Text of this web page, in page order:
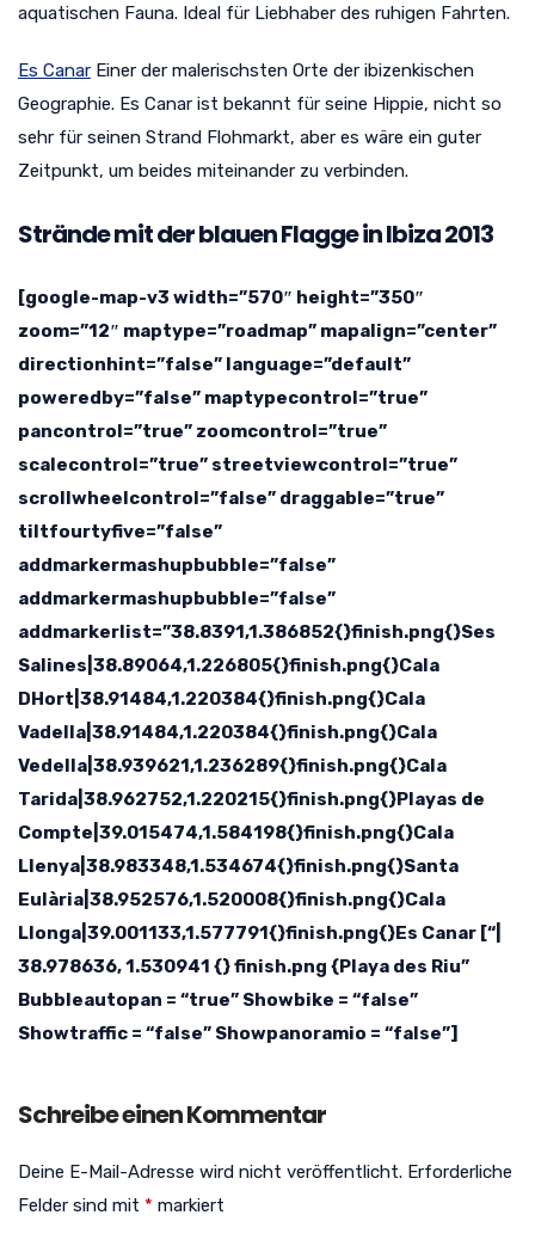
aquatischen Fauna. Ideal für Liebhaber des ruhigen Fahrten.
Es Canar Einer der malerischsten Orte der ibizenkischen
Geographie. Es Canar ist bekannt für seine Hippie, nicht so
sehr für seinen Strand Flohmarkt, aber es wäre ein guter
Zeitpunkt, um beides miteinander zu verbinden.
Strände mit der blauen Flagge in Ibiza 2013
[google-map-v3 width=”570″ height=”350″
zoom=”12″ maptype=”roadmap” mapalign=”center”
directionhint=”false” language=”default”
poweredby=”false” maptypecontrol=”true”
pancontrol=”true” zoomcontrol=”true”
scalecontrol=”true” streetviewcontrol=”true”
scrollwheelcontrol=”false” draggable=”true”
tiltfourtyfive=”false”
addmarkermashupbubble=”false”
addmarkermashupbubble=”false”
addmarkerlist=”38.8391,1.386852{}finish.png{}Ses
Salines|38.89064,1.226805{}finish.png{}Cala
DHort|38.91484,1.220384{}finish.png{}Cala
Vadella|38.91484,1.220384{}finish.png{}Cala
Vedella|38.939621,1.236289{}finish.png{}Cala
Tarida|38.962752,1.220215{}finish.png{}Playas de
Compte|39.015474,1.584198{}finish.png{}Cala
Llenya|38.983348,1.534674{}finish.png{}Santa
Eulària|38.952576,1.520008{}finish.png{}Cala
Llonga|39.001133,1.577791{}finish.png{}Es Canar [“|
38.978636, 1.530941 {} finish.png {Playa des Riu”
Bubbleautopan = “true” Showbike = “false”
Showtraffic = “false” Showpanoramio = “false”]
Schreibe einen Kommentar
Deine E-Mail-Adresse wird nicht veröffentlicht. Erforderliche
Felder sind mit * markiert